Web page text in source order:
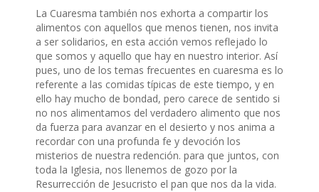
La Cuaresma también nos exhorta a compartir los
alimentos con aquellos que menos tienen, nos invita
a ser solidarios, en esta acción vemos reflejado lo
que somos y aquello que hay en nuestro interior. Así
pues, uno de los temas frecuentes en cuaresma es lo
referente a las comidas típicas de este tiempo, y en
ello hay mucho de bondad, pero carece de sentido si
no nos alimentamos del verdadero alimento que nos
da fuerza para avanzar en el desierto y nos anima a
recordar con una profunda fe y devoción los
misterios de nuestra redención. para que juntos, con
toda la Iglesia, nos llenemos de gozo por la
Resurrección de Jesucristo el pan que nos da la vida.